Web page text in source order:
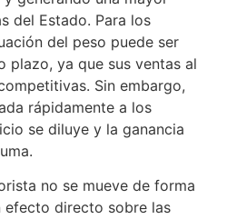
del Estado. Para los
del peso puede ser
plazo, ya que sus ventas al
Sin embargo,
rápidamente a los
se diluye y la ganancia
no se mueve de forma
efecto directo sobre las